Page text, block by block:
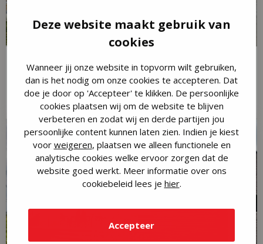
Deze website maakt gebruik van
cookies
Wanneer jij onze website in topvorm wilt gebruiken,
dan is het nodig om onze cookies te accepteren. Dat
doe je door op 'Accepteer' te klikken. De persoonlijke
cookies plaatsen wij om de website te blijven
verbeteren en zodat wij en derde partijen jou
persoonlijke content kunnen laten zien. Indien je kiest
voor weigeren, plaatsen we alleen functionele en
analytische cookies welke ervoor zorgen dat de
website goed werkt. Meer informatie over ons
cookiebeleid lees je hier.
Accepteer
Woonhuis Vlierden
Bekijk project »
ALUMINIUM KOZIJNEN ALUMINIUM SCHUIFPUIEN